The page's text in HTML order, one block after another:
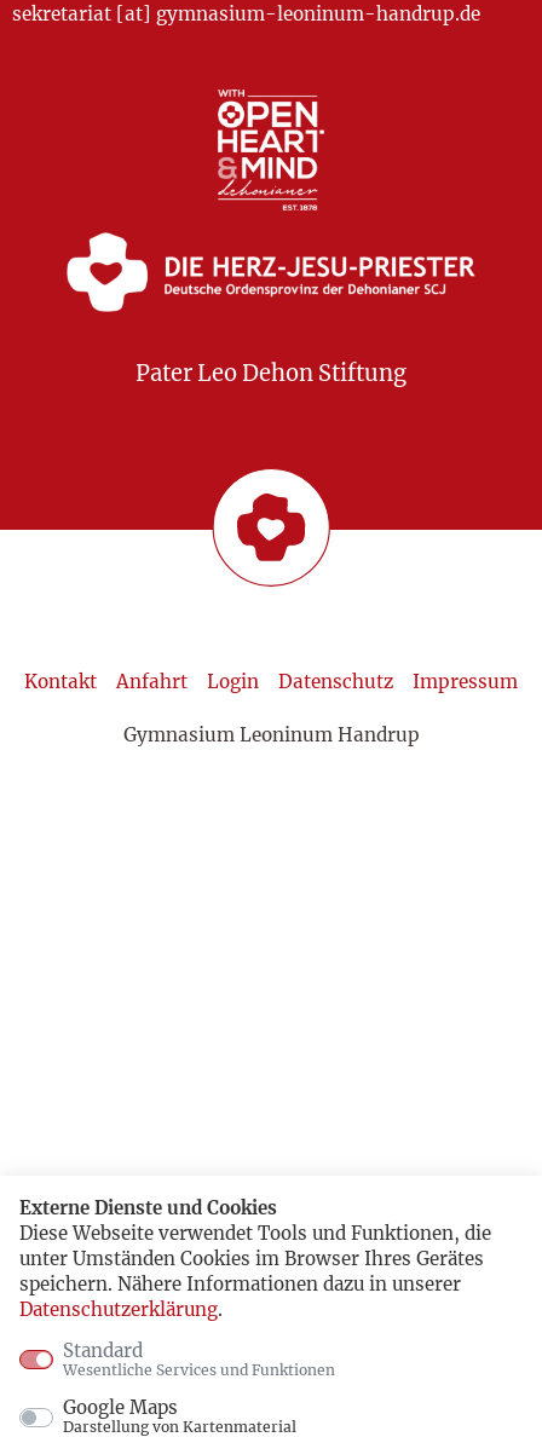
sekretariat [at] gymnasium-leoninum-handrup.de
Pater Leo Dehon Stiftung
Kontakt Anfahrt Login Datenschutz Impressum
Gymnasium Leoninum Handrup
Externe Dienste und Cookies
Diese Webseite verwendet Tools und Funktionen, die
unter Umständen Cookies im Browser Ihres Gerätes
speichern. Nähere Informationen dazu in unserer
Datenschutzerklärung.
Standard
Wesentliche Services und Funktionen
Google Maps
Darstellung von Kartenmaterial